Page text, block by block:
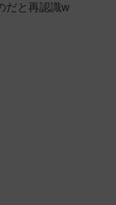
だと再認識w